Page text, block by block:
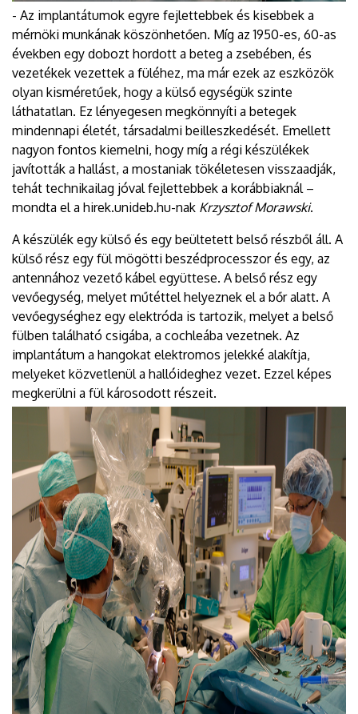
- Az implantátumok egyre fejlettebbek és kisebbek a
mérnöki munkának köszönhetően. Míg az 1950-es, 60-as
években egy dobozt hordott a beteg a zsebében, és
vezetékek vezettek a füléhez, ma már ezek az eszközök
olyan kisméretűek, hogy a külső egységük szinte
láthatatlan. Ez lényegesen megkönnyíti a betegek
mindennapi életét, társadalmi beilleszkedését. Emellett
nagyon fontos kiemelni, hogy míg a régi készülékek
javították a hallást, a mostaniak tökéletesen visszaadják,
tehát technikailag jóval fejlettebbek a korábbiaknál –
mondta el a hirek.unideb.hu-nak Krzysztof Morawski.
A készülék egy külső és egy beültetett belső részből áll. A
külső rész egy fül mögötti beszédprocesszor és egy, az
antennához vezető kábel együttese. A belső rész egy
vevőegység, melyet műtéttel helyeznek el a bőr alatt. A
vevőegységhez egy elektróda is tartozik, melyet a belső
fülben található csigába, a cochleába vezetnek. Az
implantátum a hangokat elektromos jelekké alakítja,
melyeket közvetlenül a hallóideghez vezet. Ezzel képes
megkerülni a fül károsodott részeit.